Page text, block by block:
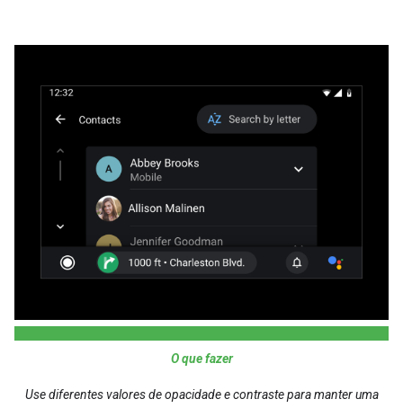
O que fazer
Use diferentes valores de opacidade e contraste para manter uma